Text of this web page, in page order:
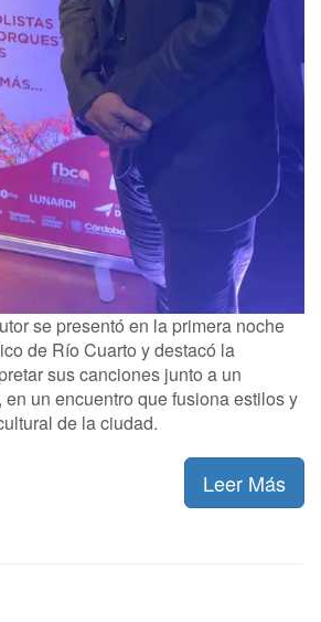
se presentó en la primera noche
de Río Cuarto y destacó la
sus canciones junto a un
un encuentro que fusiona estilos y
de la ciudad.
Leer Más